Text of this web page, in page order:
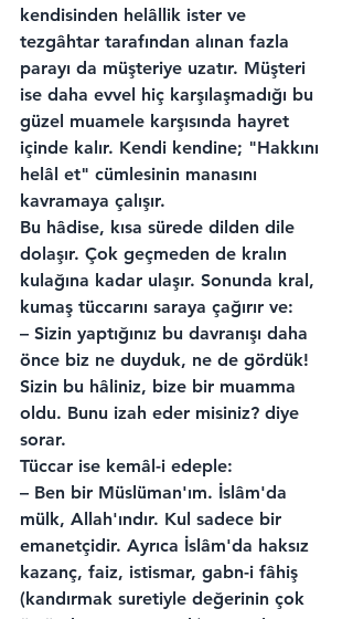
kendisinden helâllik ister ve
tezgâhtar tarafından alınan fazla
parayı da müşteriye uzatır. Müşteri
ise daha evvel hiç karşılaşmadığı bu
güzel muamele karşısında hayret
içinde kalır. Kendi kendine; "Hakkını
helâl et" cümlesinin manasını
kavramaya çalışır.
Bu hâdise, kısa sürede dilden dile
dolaşır. Çok geçmeden de kralın
kulağına kadar ulaşır. Sonunda kral,
kumaş tüccarını saraya çağırır ve:
– Sizin yaptığınız bu davranışı daha
önce biz ne duyduk, ne de gördük!
Sizin bu hâliniz, bize bir muamma
oldu. Bunu izah eder misiniz? diye
sorar.
Tüccar ise kemâl-i edeple:
– Ben bir Müslüman'ım. İslâm'da
mülk, Allah'ındır. Kul sadece bir
emanetçidir. Ayrıca İslâm'da haksız
kazanç, faiz, istismar, gabn-i fâhiş
(kandırmak suretiyle değerinin çok